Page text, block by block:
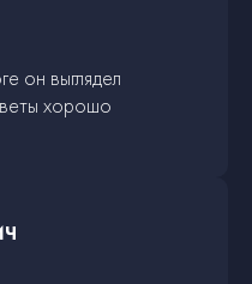
он выглядел
хорошо